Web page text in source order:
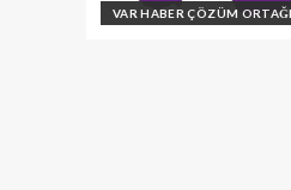
VAR HABER ÇÖZÜM ORTAĞI